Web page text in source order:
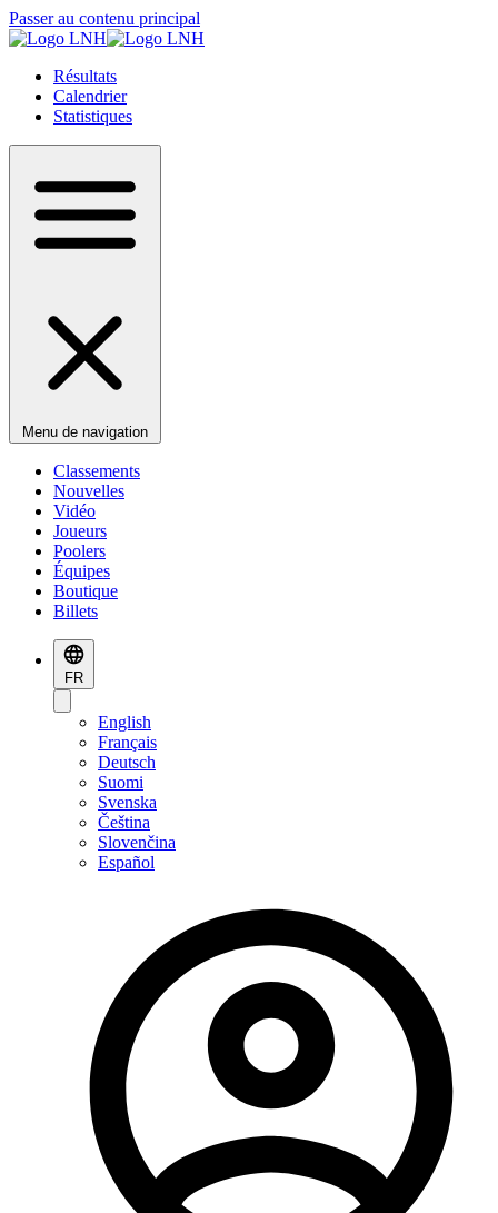
Passer au contenu principal
Résultats
Calendrier
Statistiques
Menu de navigation
Classements
Nouvelles
Vidéo
Joueurs
Poolers
Équipes
Boutique
Billets
FR
English
Français
Deutsch
Suomi
Svenska
Čeština
Slovenčina
Español